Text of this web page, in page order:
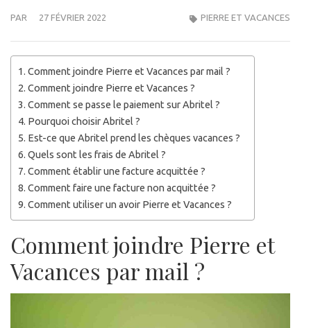
PAR 27 FÉVRIER 2022 PIERRE ET VACANCES
Comment joindre Pierre et Vacances par mail ?
Comment joindre Pierre et Vacances ?
Comment se passe le paiement sur Abritel ?
Pourquoi choisir Abritel ?
Est-ce que Abritel prend les chèques vacances ?
Quels sont les frais de Abritel ?
Comment établir une facture acquittée ?
Comment faire une facture non acquittée ?
Comment utiliser un avoir Pierre et Vacances ?
Comment joindre Pierre et
Vacances par mail ?